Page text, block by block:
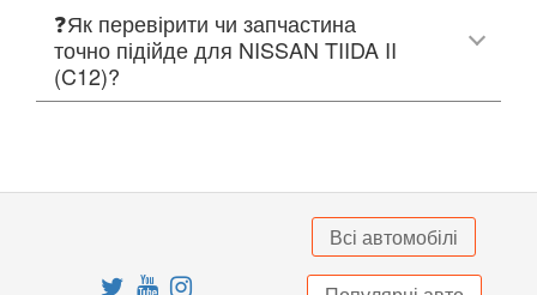
❓Як перевірити чи запчастина
точно підійде для NISSAN TIIDA II
(C12)?
Всі автомобілі